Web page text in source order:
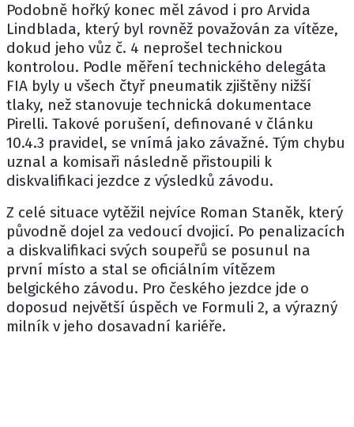
Podobně hořký konec měl závod i pro Arvida
Lindblada, který byl rovněž považován za vítěze,
dokud jeho vůz č. 4 neprošel technickou
kontrolou. Podle měření technického delegáta
FIA byly u všech čtyř pneumatik zjištěny nižší
tlaky, než stanovuje technická dokumentace
Pirelli. Takové porušení, definované v článku
10.4.3 pravidel, se vnímá jako závažné. Tým chybu
uznal a komisaři následně přistoupili k
diskvalifikaci jezdce z výsledků závodu.
Z celé situace vytěžil nejvíce Roman Staněk, který
původně dojel za vedoucí dvojicí. Po penalizacích
a diskvalifikaci svých soupeřů se posunul na
první místo a stal se oficiálním vítězem
belgického závodu. Pro českého jezdce jde o
doposud největší úspěch ve Formuli 2, a výrazný
milník v jeho dosavadní kariéře.